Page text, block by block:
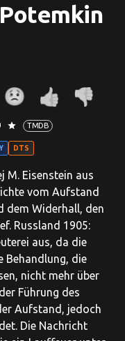
star TMDB
DTS
M. Eisenstein aus
vom Aufstand
dem Widerhall, den
Russland 1905:
aus, da die
Behandlung, die
nicht mehr über
Führung des
Aufstand, jedoch
Die Nachricht